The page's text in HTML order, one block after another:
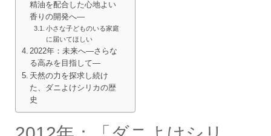
精油を配合した心地よい
香りの開発へ—
小さな子どものいる家庭
に届いてほしい
2022年：未来へ—さらな
る高みを目指して—
天然の力を探求し続け
た、ダニよけシリカの歴
史